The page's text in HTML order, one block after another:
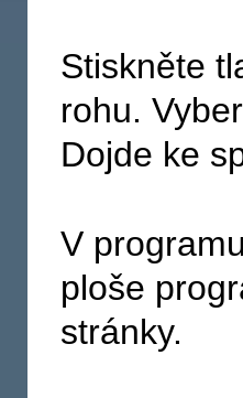
Stiskněte
rohu.
Dojde ke
V
ploše
stránky.